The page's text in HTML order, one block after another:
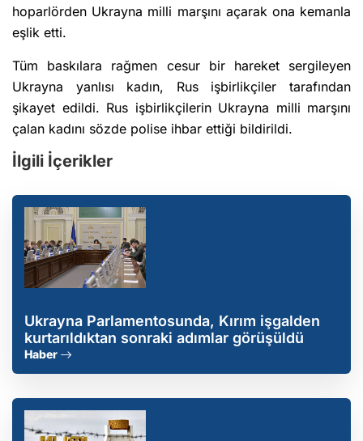
hoparlörden Ukrayna milli marşını açarak ona kemanla
eşlik etti.
Tüm baskılara rağmen cesur bir hareket sergileyen
Ukrayna yanlısı kadın, Rus işbirlikçiler tarafından
şikayet edildi. Rus işbirlikçilerin Ukrayna milli marşını
çalan kadını sözde polise ihbar ettiği bildirildi.
İlgili İçerikler
Ukrayna Parlamentosunda, Kırım işgalden
kurtarıldıktan sonraki adımlar görüşüldü
Haber